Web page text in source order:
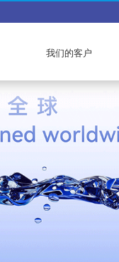
我们的客户